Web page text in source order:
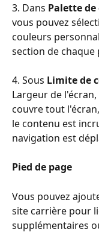
3. Dans Palette
vous pouvez
couleurs
section de chaque
4. Sous Limite de
Largeur de
couvre tout
le contenu est
navigation est
Pied de page
Vous pouvez
site carrière pour
supplémentaires